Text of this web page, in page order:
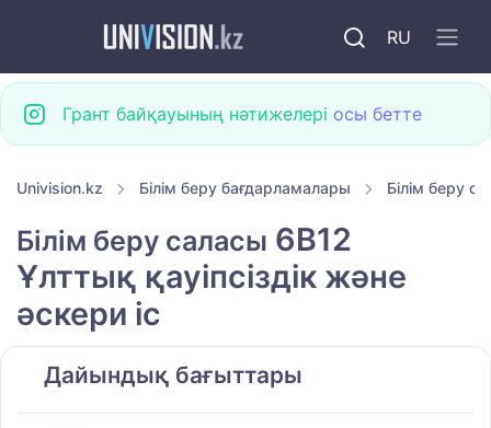
RU
Грант байқауының нәтижелері осы бетте
Univision.kz Білім беру бағдарламалары Білім беру
Білім беру саласы 6B12
Ұлттық қауіпсіздік және
әскери іс
Дайындық бағыттары